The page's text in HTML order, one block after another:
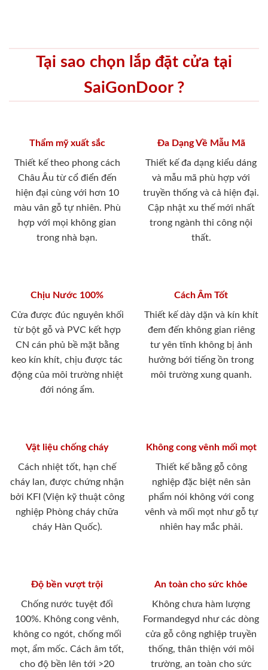
Tại sao chọn lắp đặt cửa tại
SaiGonDoor ?
Thẩm mỹ xuất sắc
Thiết kế theo phong cách
Châu Âu từ cổ điển đến
hiện đại cùng với hơn 10
màu vân gỗ tự nhiên. Phù
hợp với mọi không gian
trong nhà bạn.
Đa Dạng Về Mẫu Mã
Thiết kế đa dạng kiểu dáng
và mẫu mã phù hợp với
truyền thống và cả hiện đại.
Cập nhật xu thế mới nhất
trong ngành thi công nội
thất.
Chịu Nước 100%
Cửa được đúc nguyên khối
từ bột gỗ và PVC kết hợp
CN cán phủ bề mặt bằng
keo kín khít, chịu được tác
động của môi trường nhiệt
đới nóng ẩm.
Cách Âm Tốt
Thiết kế dày dặn và kín khít
đem đến không gian riêng
tư yên tĩnh không bị ảnh
hưởng bới tiếng ồn trong
môi trường xung quanh.
Vật liệu chống cháy
Cách nhiệt tốt, hạn chế
cháy lan, được chứng nhận
bởi KFI (Viện kỹ thuật công
nghiệp Phòng cháy chữa
cháy Hàn Quốc).
Không cong vênh mối mọt
Thiết kế bằng gỗ công
nghiệp đặc biệt nên sản
phẩm nói không với cong
vênh và mối mọt như gỗ tự
nhiên hay mắc phải.
Độ bền vượt trội
Chống nước tuyệt đối
100%. Không cong vênh,
không co ngót, chống mối
mọt, ẩm mốc. Cách âm tốt,
cho độ bền lên tới >20
An toàn cho sức khỏe
Không chưa hàm lượng
Formandegyd như các dòng
cửa gỗ công nghiệp truyền
thống, thân thiện với môi
trường, an toàn cho sức